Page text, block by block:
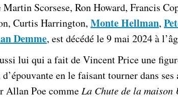
Scorsese, Ron Howard, Francis
Curtis Harrington, Monte Hellman,
Demme, est décédé le 9 mai 2024 à
lui qui a fait de Vincent Price une
en le faisant tourner dans
Allan Poe comme La Chute de la maison